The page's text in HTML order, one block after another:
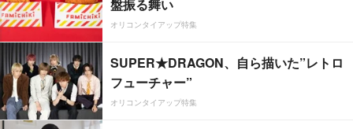
盤振る舞い
オリコンタイアップ特集
SUPER★DRAGON、自ら描いた”レトロ
フューチャー”
オリコンタイアップ特集